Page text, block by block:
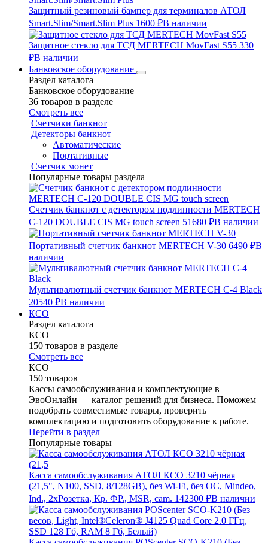
Защитный резиновый бампер для терминалов АТОЛ
Smart.Slim/Smart.Slim Plus 1600 ₽В наличии
Защитное стекло для ТСД MERTECH MovFast S55 330
₽В наличии
Банковское оборудование
Раздел каталога
Банковское оборудование
36 товаров в разделе
Смотреть все
Счетчики банкнот
Детекторы банкнот
Автоматические
Портативные
Счетчик монет
Популярные товары раздела
Счетчик банкнот с детектором подлинности MERTECH
C-120 DOUBLE CIS MG touch screen 51680 ₽В наличии
Портативный счетчик банкнот MERTECH V-30 6490 ₽В
наличии
Мультивалютный счетчик банкнот MERTECH C-4 Black
20540 ₽В наличии
КСО
Раздел каталога
КСО
150 товаров в разделе
Смотреть все
КСО
150 товаров
Кассы самообслуживания и комплектующие в
ЭвоОнлайн — каталог решений для бизнеса. Поможем
подобрать совместимые товары, проверить
комплектацию и подготовить оборудование к работе.
Перейти в раздел
Популярные товары
Касса самообслуживания АТОЛ КСО 3210 чёрная
(21,5", N100, SSD, 8/128GB), без Wi-Fi, без ОС, Mindeo,
Ind., 2хРозетка, Кр. ФР., MSR, cam. 142300 ₽В наличии